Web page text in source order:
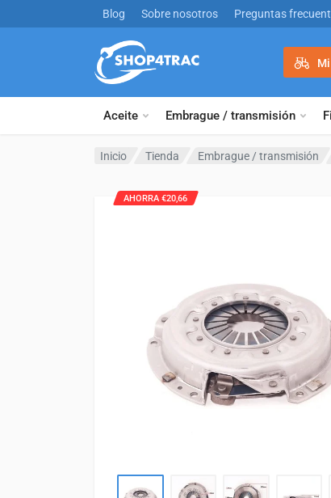
Blog Sobre nosotros Preguntas
Aceite Embrague / transmisión
Inicio Tienda Embrague / transmisión
AHORRA €20,66